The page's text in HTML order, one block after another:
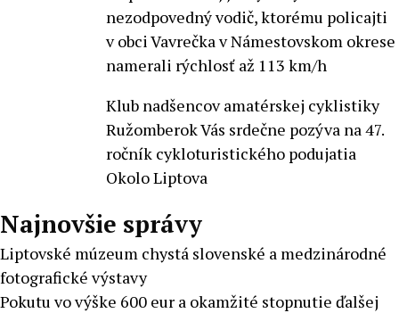
nezodpovedný vodič, ktorému policajti
v obci Vavrečka v Námestovskom okrese
namerali rýchlosť až 113 km/h
Klub nadšencov amatérskej cyklistiky
Ružomberok Vás srdečne pozýva na 47.
ročník cykloturistického podujatia
Okolo Liptova
Najnovšie správy
Liptovské múzeum chystá slovenské a medzinárodné
fotografické výstavy
Pokutu vo výške 600 eur a okamžité stopnutie ďalšej